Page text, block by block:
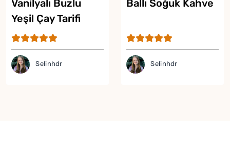
Vanilyalı Buzlu
Yeşil Çay Tarifi
Selinhdr
Ballı Soğuk Kahve
Selinhdr